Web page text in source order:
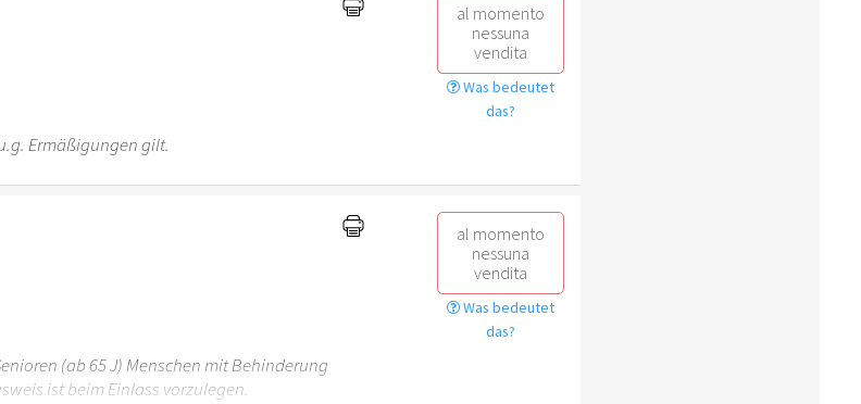
al momento
nessuna
vendita
Was bedeutet
das?
Ermäßigungen gilt.
al momento
nessuna
vendita
Was bedeutet
das?
(ab 65 J) Menschen mit Behinderung
ist beim Einlass vorzulegen.